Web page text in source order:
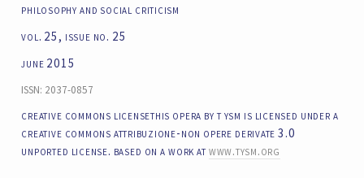
philosophy and social criticism
vol. 25, issue no. 25
june 2015
ISSN: 2037-0857
creative commons licensethis opera by t ysm is licensed under a
creative commons attribuzione-non opere derivate 3.0
unported license. based on a work atwww.tysm.org